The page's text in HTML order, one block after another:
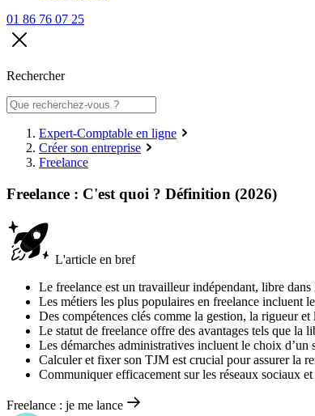
01 86 76 07 25
Rechercher
Expert-Comptable en ligne
Créer son entreprise
Freelance
Freelance : C'est quoi ? Définition (2026)
L'article en bref
Le freelance est un travailleur indépendant, libre
Les métiers les plus populaires en freelance incluent
Des compétences clés comme la gestion, la rigueur
Le statut de freelance offre des avantages tels que la
Les démarches administratives incluent le choix
Calculer et fixer son TJM est crucial pour assurer la
Communiquer efficacement sur les réseaux sociaux
Freelance : je me lance